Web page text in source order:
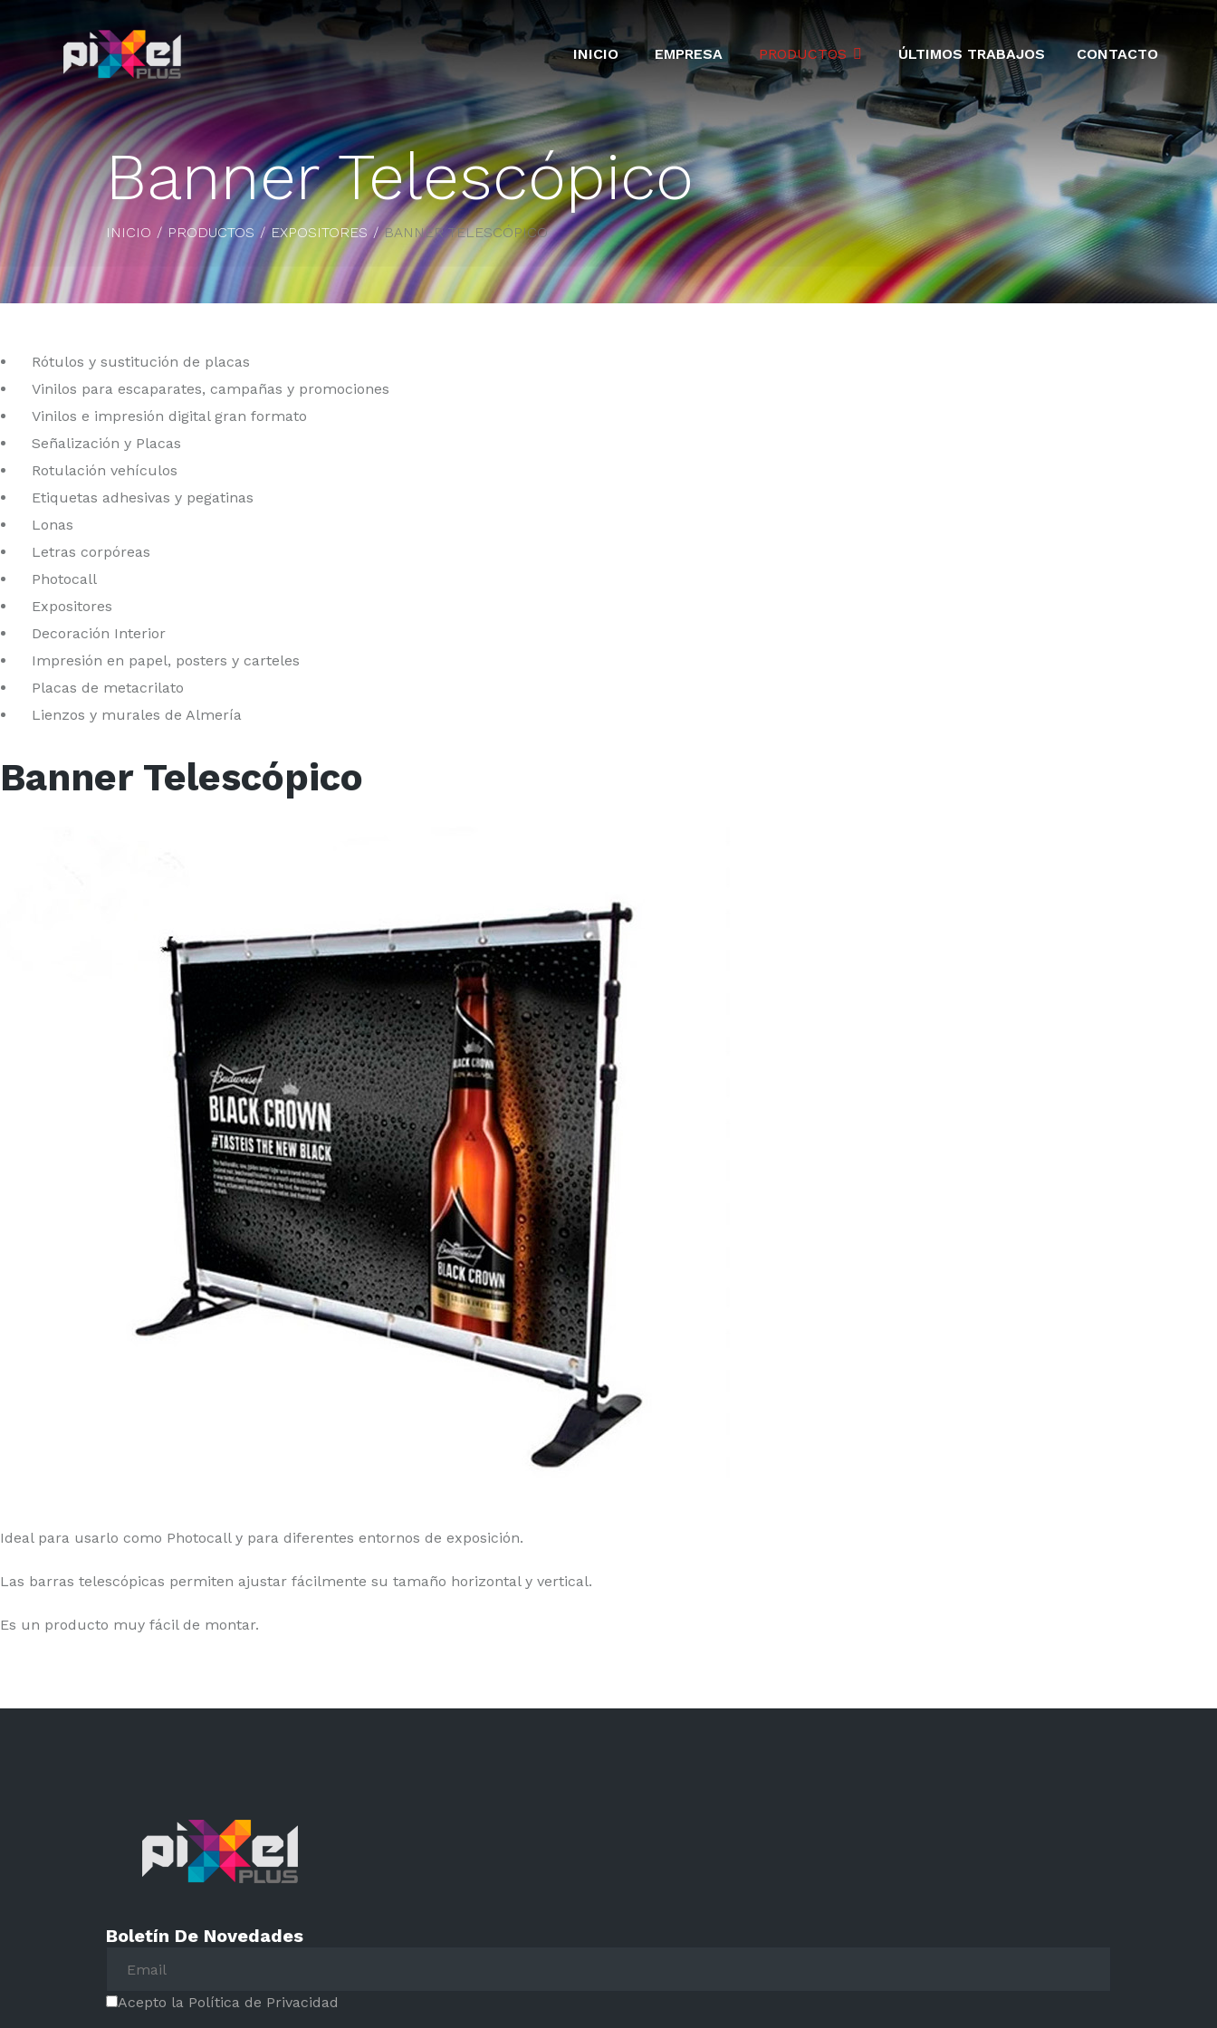
INICIO EMPRESA PRODUCTOS ÚLTIMOS TRABAJOS CONTACTO
Banner Telescópico
INICIO PRODUCTOS EXPOSITORES BANNER TELESCÓPICO
Rótulos y sustitución de placas
Vinilos para escaparates, campañas y promociones
Vinilos e impresión digital gran formato
Señalización y Placas
Rotulación vehículos
Etiquetas adhesivas y pegatinas
Lonas
Letras corpóreas
Photocall
Expositores
Decoración Interior
Impresión en papel, posters y carteles
Placas de metacrilato
Lienzos y murales de Almería
Banner Telescópico
Ideal para usarlo como Photocall y para diferentes entornos de exposición.
Las barras telescópicas permiten ajustar fácilmente su tamaño horizontal y vertical.
Es un producto muy fácil de montar.
Boletín De Novedades
Acepto la Política de Privacidad